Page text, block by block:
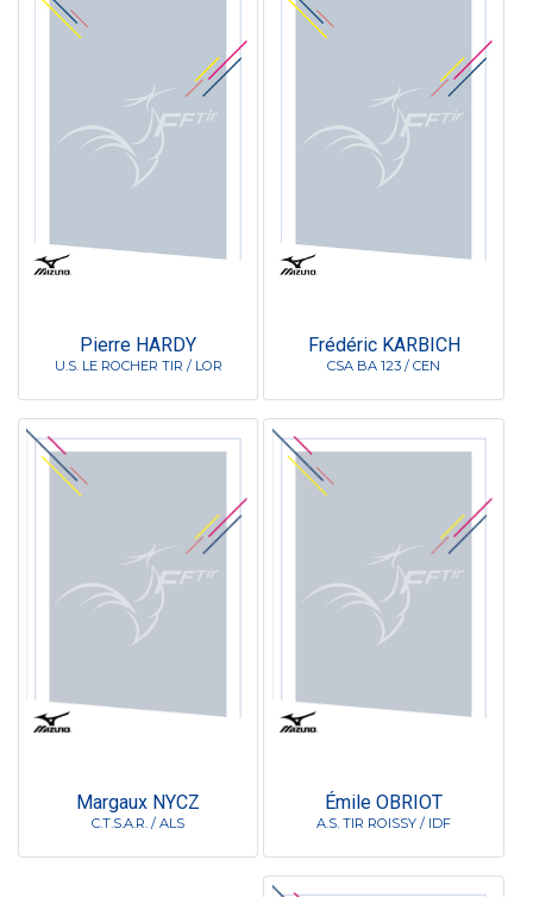
Pierre HARDY
U.S. LE ROCHER TIR / LOR
Frédéric KARBICH
CSA BA 123 / CEN
Margaux NYCZ
C.T.S.A.R. / ALS
Émile OBRIOT
A.S. TIR ROISSY / IDF